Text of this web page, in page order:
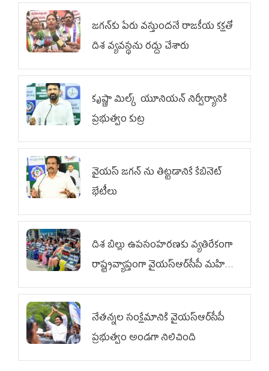
జగన్‌కు పేరు వస్తుందనే రాజకీయ కక్షతో
దిశ వ్య‌వ‌స్థ‌ను రద్దు చేశారు
కృష్ణా మిల్క్‌ యూనియన్‌ నిర్వీర్యానికి
ప్రభుత్వం కుట్ర
వైయ‌స్ జగన్‌ ను తిట్టడానికే కేబినెట్‌
భేటీలు
దిశ బిల్లు ఉపసంహరణకు వ్యతిరేకంగా
రాష్ట్రవ్యాప్తంగా వైయ‌స్ఆర్‌సీపీ మహిళా
విభాగం ఆందోళనలు
నేతన్నల సంక్షేమానికి వైయ‌స్ఆర్‌సీపీ
ప్రభుత్వం అండగా నిలిచింది